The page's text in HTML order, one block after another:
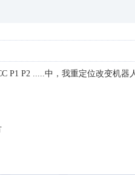
P1 P2 .....中，我重定位改变机